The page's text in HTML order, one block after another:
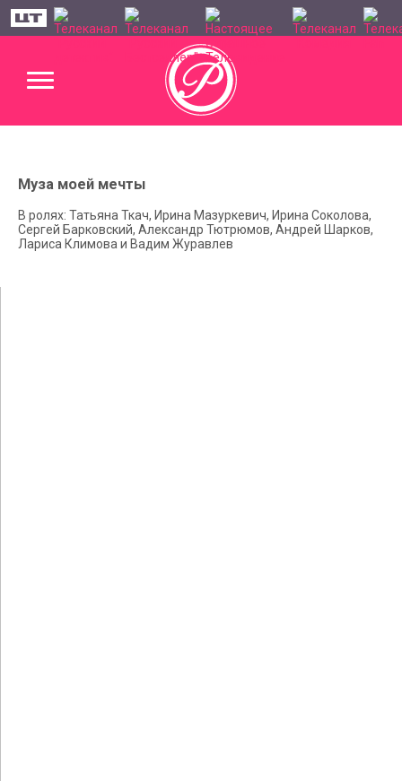
Муза моей мечты
В ролях: Татьяна Ткач, Ирина Мазуркевич, Ирина Соколова,
Сергей Барковский, Александр Тютрюмов, Андрей Шарков,
Лариса Климова и Вадим Журавлев